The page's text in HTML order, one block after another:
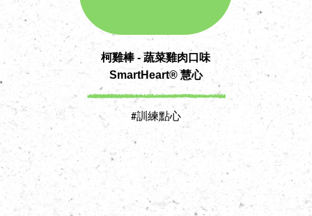
柯雞棒 - 蔬菜雞肉口味
SmartHeart® 慧心
#訓練點心